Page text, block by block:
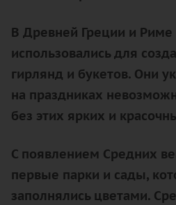
В Древней Греции и Риме
использовались для
гирлянд и букетов. Они
на праздниках
без этих ярких и
С появлением Средних
первые парки и сады,
заполнялись цветами.